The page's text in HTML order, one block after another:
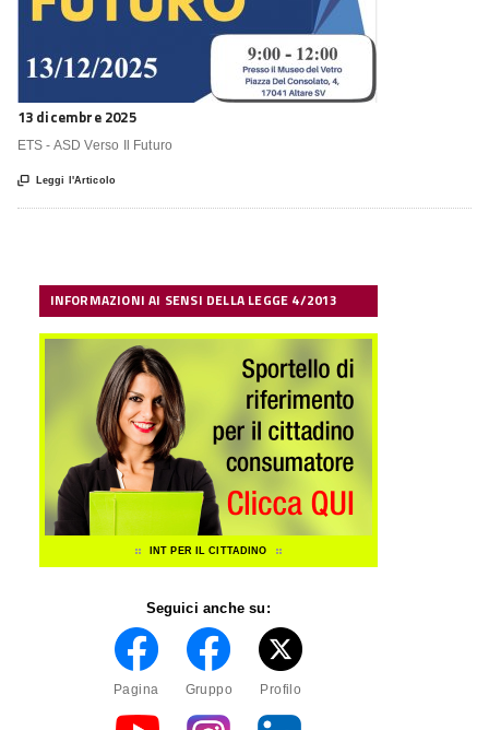
13 dicembre 2025
ETS - ASD Verso Il Futuro
 Leggi l'Articolo
INFORMAZIONI AI SENSI DELLA LEGGE 4/2013
INT PER IL CITTADINO
Seguici anche su:
Pagina Gruppo Profilo